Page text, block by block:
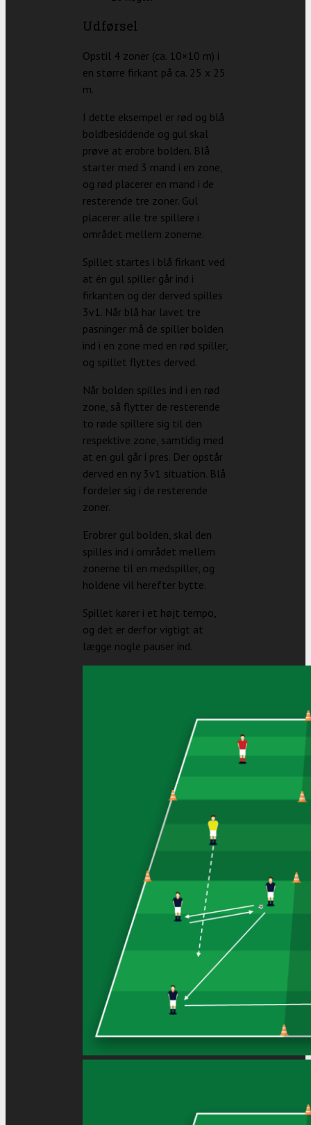
Udførsel
Opstil 4 zoner (ca. 10×10 m) i
en større firkant på ca. 25 x 25
m.
I dette eksempel er rød og blå
boldbesiddende og gul skal
prøve at erobre bolden. Blå
starter med 3 mand i en zone,
og rød placerer en mand i de
resterende tre zoner. Gul
placerer alle tre spillere i
området mellem zonerne.
Spillet startes i blå firkant ved
at én gul spiller går ind i
firkanten og der derved spilles
3v1. Når blå har lavet tre
pasninger må de spiller bolden
ind i en zone med en rød spiller,
og spillet flyttes derved.
Når bolden spilles ind i en rød
zone, så flytter de resterende
to røde spillere sig til den
respektive zone, samtidig med
at en gul går i pres. Der opstår
derved en ny 3v1 situation. Blå
fordeler sig i de resterende
zoner.
Erobrer gul bolden, skal den
spilles ind i området mellem
zonerne til en medspiller, og
holdene vil herefter bytte.
Spillet kører i et højt tempo,
og det er derfor vigtigt at
lægge nogle pauser ind.